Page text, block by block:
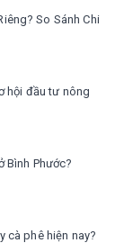
So Sánh Chi
hội đầu tư nông
Bình Phước?
cà phê hiện nay?